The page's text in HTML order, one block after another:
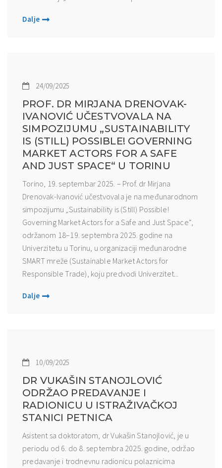
Dalje
24/09/2025
PROF. DR MIRJANA DRENOVAK-
IVANOVIĆ UČESTVOVALA NA
SIMPOZIJUMU „SUSTAINABILITY
IS (STILL) POSSIBLE! GOVERNING
MARKET ACTORS FOR A SAFE
AND JUST SPACE“ U TORINU
Torino, 19. septembar 2025. – Prof. dr Mirjana
Drenovak-Ivanović učestvovala je na međunarodnom
simpozijumu „Sustainability is (Still) Possible!
Governing Market Actors for a Safe and Just Space“,
održanom 18–19. septembra 2025. godine na
Univerzitetu u Torinu, u organizaciji međunarodne
SMART mreže (Sustainable Market Actors for
Responsible Trade), koju predvodi Univerzitet...
Dalje
10/09/2025
DR VUKAŠIN STANOJLOVIĆ
ODRŽAO PREDAVANJE I
RADIONICU U ISTRAŽIVAČKOJ
STANICI PETNICA
Asistent sa doktoratom, dr Vukašin Stanojlović, je u
periodu od 6. do 8. septembra 2025. godine, održao
predavanje i trodnevnu radionicu polaznicima